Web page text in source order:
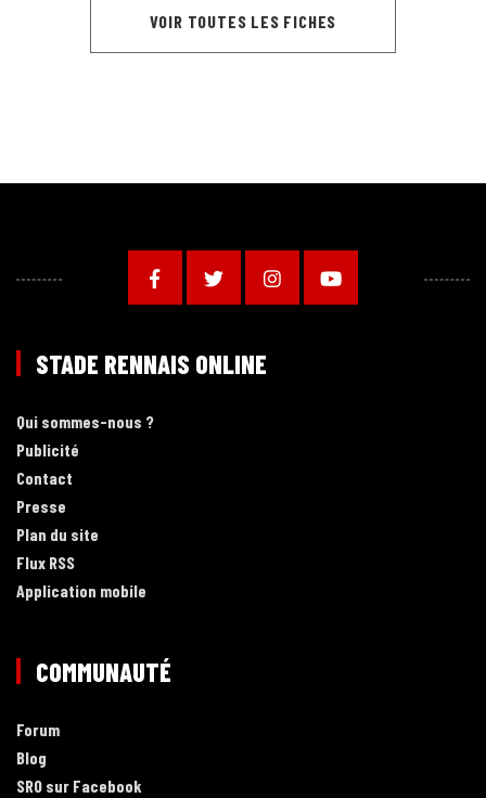
VOIR TOUTES LES FICHES
STADE RENNAIS ONLINE
Qui sommes-nous ?
Publicité
Contact
Presse
Plan du site
Flux RSS
Application mobile
COMMUNAUTÉ
Forum
Blog
SRO sur Facebook